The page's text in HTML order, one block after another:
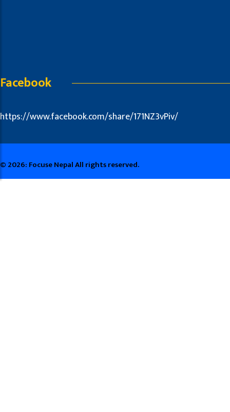
Facebook
https://www.facebook.com/share/171NZ3vPiv/
© 2026: Focuse Nepal All rights reserved.